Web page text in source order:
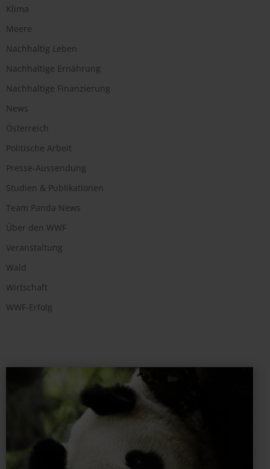
Klima
Meere
Nachhaltig Leben
Nachhaltige Ernährung
Nachhaltige Finanzierung
News
Österreich
Politische Arbeit
Presse-Aussendung
Studien & Publikationen
Team Panda News
Über den WWF
Veranstaltung
Wald
Wirtschaft
WWF-Erfolg